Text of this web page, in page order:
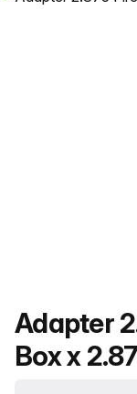
Nazwa
Adapter
Box x